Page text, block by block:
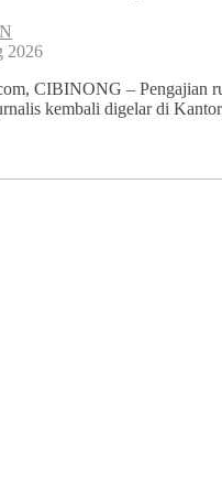
2026
CIBINONG – Pengajian
kembali digelar di